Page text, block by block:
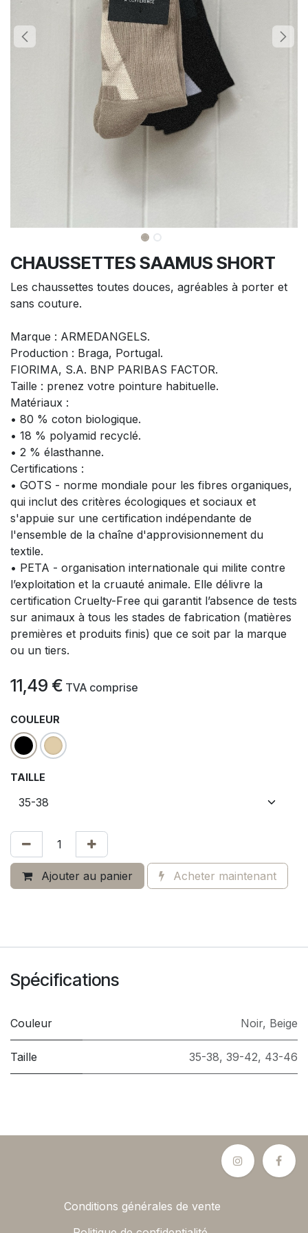
CHAUSSETTES SAAMUS SHORT
Les chaussettes toutes douces, agréables à porter et
sans couture.
Marque : ARMEDANGELS.
Production : Braga, Portugal.
FIORIMA, S.A. BNP PARIBAS FACTOR.
Taille : prenez votre pointure habituelle.
Matériaux :
• 80 % coton biologique.
• 18 % polyamid recyclé.
• 2 % élasthanne.
Certifications :
• GOTS - norme mondiale pour les fibres organiques,
qui inclut des critères écologiques et sociaux et
s'appuie sur une certification indépendante de
l'ensemble de la chaîne d'approvisionnement du
textile.
• PETA - organisation internationale qui milite contre
l’exploitation et la cruauté animale. Elle délivre la
certification Cruelty-Free qui garantit l’absence de tests
sur animaux à tous les stades de fabrication (matières
premières et produits finis) que ce soit par la marque
ou un tiers.
11,49 € TVA comprise
COULEUR
TAILLE
Ajouter au panier Acheter maintenant
Spécifications
Couleur Noir, Beige
Taille 35-38, 39-42, 43-46
Conditions générales de vente